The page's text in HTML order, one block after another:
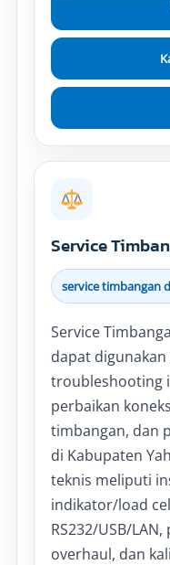
Service
service timbangan
Service
dapat
troubleshooting
perbaikan
timbangan, dan
di Kabupaten
teknis meliputi
indikator/load
RS232/USB/
overhaul, dan